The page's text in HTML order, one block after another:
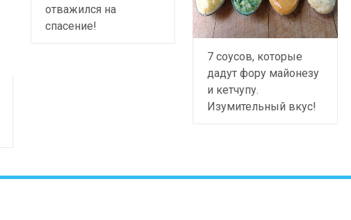
отважился на
спасение!
7 соусов, которые
дадут фору майонезу
и кетчупу.
Изумительный вкус!